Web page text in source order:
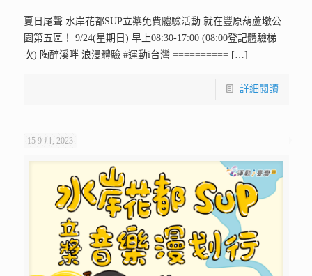
夏日尾聲 水岸花都SUP立槳免費體驗活動 就在豐原葫蘆墩公
園第五區！ 9/24(星期日) 早上08:30-17:00 (08:00登記體驗梯
次) 陶醉溪畔 浪漫體驗 #運動i台灣 ==========[…]
詳細閱讀
15 9 月, 2023